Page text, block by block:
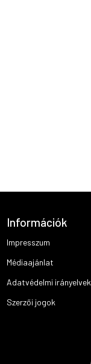
Információk
Impresszum
Médiaajánlat
Adatvédelmi irányelvek
Szerzői jogok